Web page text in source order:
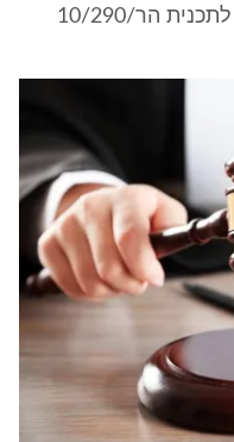
שהתבקש על ידם, וזאת בהתאם לתכנית הר/10/290